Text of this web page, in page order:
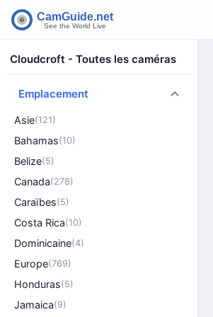
Cloudcroft - Toutes les caméras
Emplacement
Asie(121)
Bahamas(10)
Belize(5)
Canada(278)
Caraïbes(5)
Costa Rica(10)
Dominicaine(4)
Europe(769)
Honduras(5)
Jamaica(9)